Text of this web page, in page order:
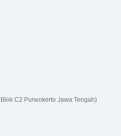
C2 Purwokerto Jawa Tengah)